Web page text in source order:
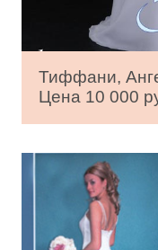
Тиффани,
Цена 10 000